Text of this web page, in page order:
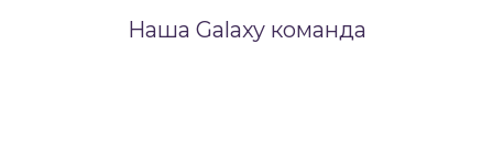
Наша Galaxy команда